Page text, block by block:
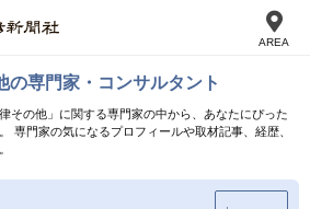
AREA
の専門家・コンサルタント
その他」に関する専門家の中から、あなたにぴった
専門家の気になるプロフィールや取材記事、経歴、